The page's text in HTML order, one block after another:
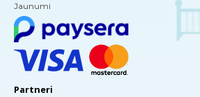
Jaunumi
Partneri